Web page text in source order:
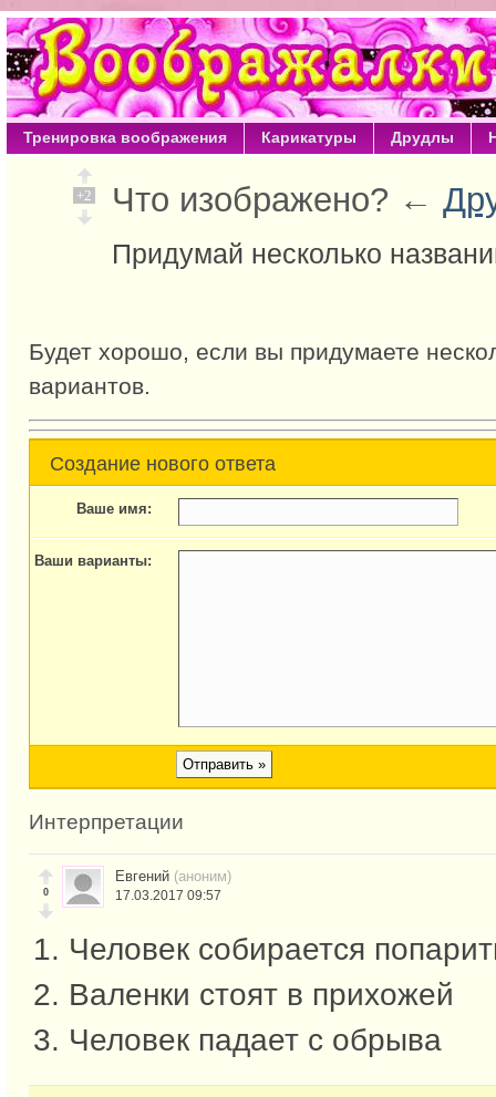
Тренировка воображения Карикатуры Друдлы
+2 Что изображено? ←
Придумай несколько
Будет хорошо, если вы придумаете
вариантов.
Создание нового ответа
Ваше имя:
Ваши варианты:
Интерпретации
0
Евгений (аноним)
17.03.2017 09:57
1. Человек собирается
2. Валенки стоят в прихожей
3. Человек падает с обрыва